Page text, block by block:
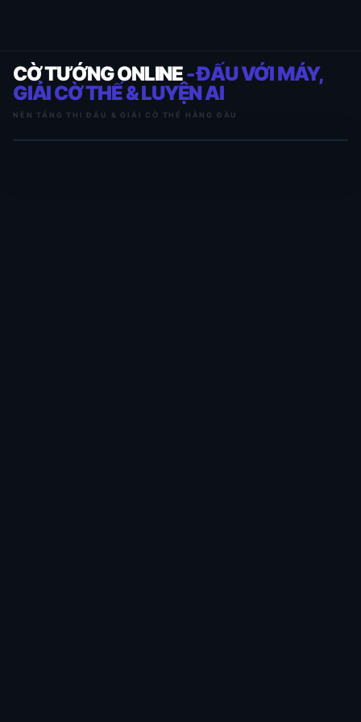
CỜ TƯỚNG ONLINE- ĐẤU VỚI MÁY,
GIẢI CỜ THẾ & LUYỆN AI
NỀN TẢNG THI ĐẤU & GIẢI CỜ THẾ HÀNG ĐẦU